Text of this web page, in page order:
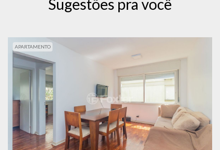
Sugestões pra você
APARTAMENTO